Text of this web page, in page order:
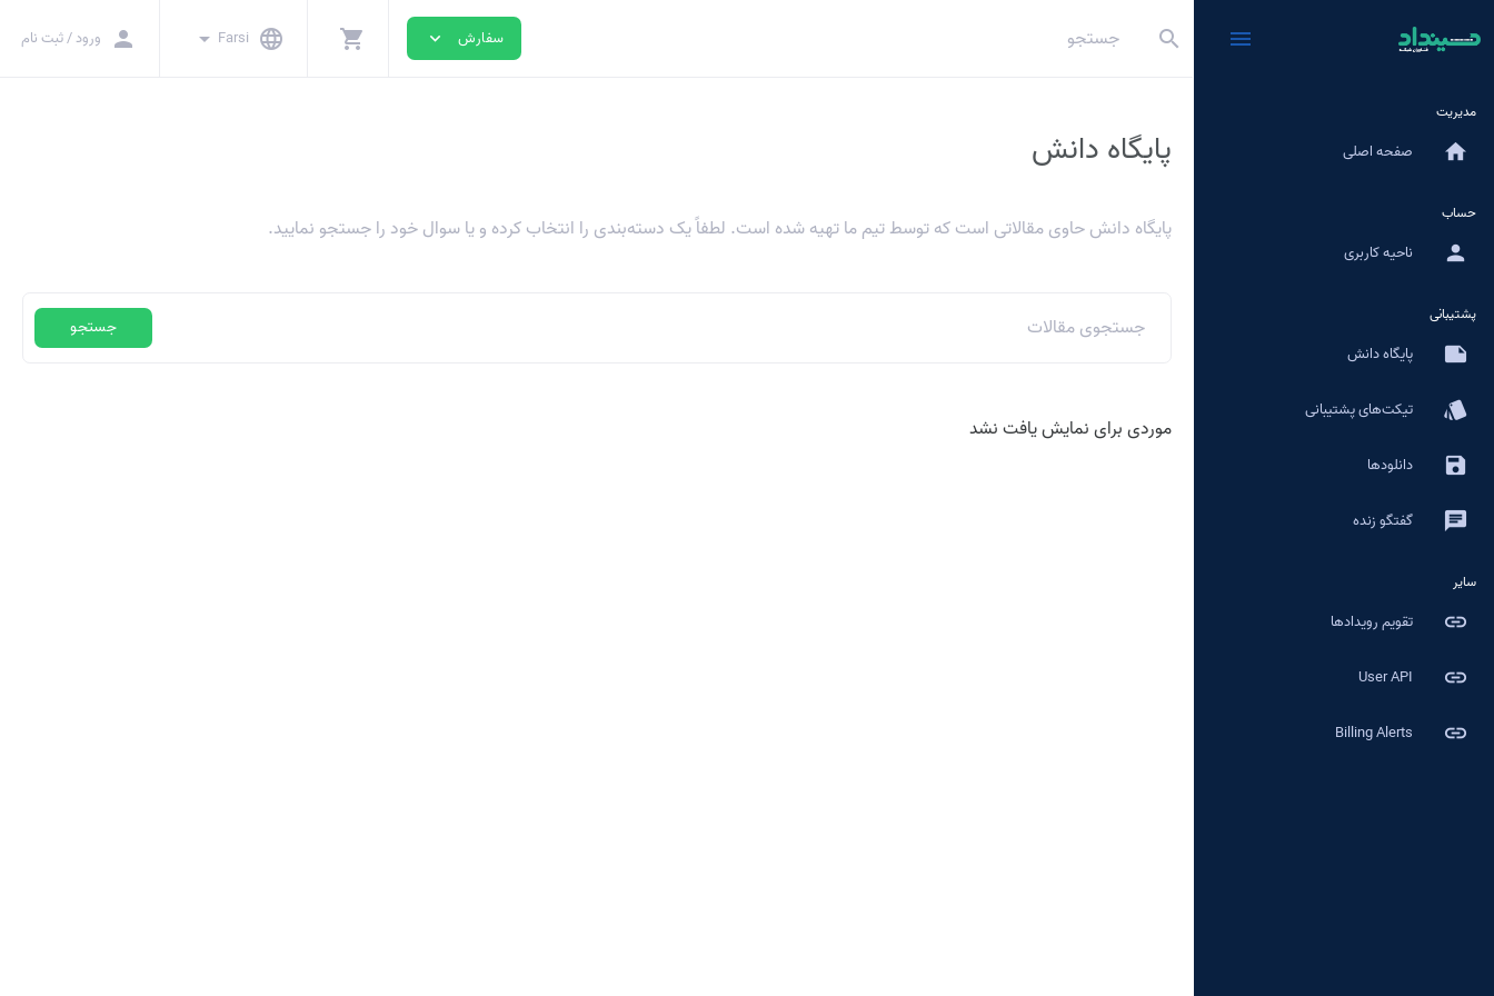
menu
search سفارش expand_more
shopping_cart
language
Farsi
arrow_drop_down
person ورود / ثبت نام
مدیریت
home صفحه اصلی
حساب
person ناحیه کاربری
پشتیبانی
note پایگاه دانش
style تیکت‌های پشتیبانی
save دانلودها
chat گفتگو زنده
سایر
link تقویم رویدادها
link
User API
link
Billing Alerts
پایگاه دانش
پایگاه دانش حاوی مقالاتی است که توسط تیم ما تهیه شده است. لطفاً یک دسته‌بندی را انتخاب کرده و یا سوال خود را جستجو نمایید.
جستجو
موردی برای نمایش یافت نشد